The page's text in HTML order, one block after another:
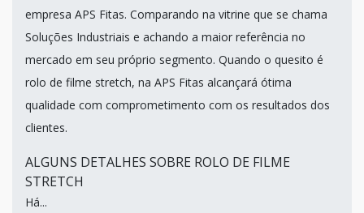
empresa APS Fitas. Comparando na vitrine que se chama
Soluções Industriais e achando a maior referência no
mercado em seu próprio segmento. Quando o quesito é
rolo de filme stretch, na APS Fitas alcançará ótima
qualidade com comprometimento com os resultados dos
clientes.
ALGUNS DETALHES SOBRE ROLO DE FILME
STRETCH
Há...